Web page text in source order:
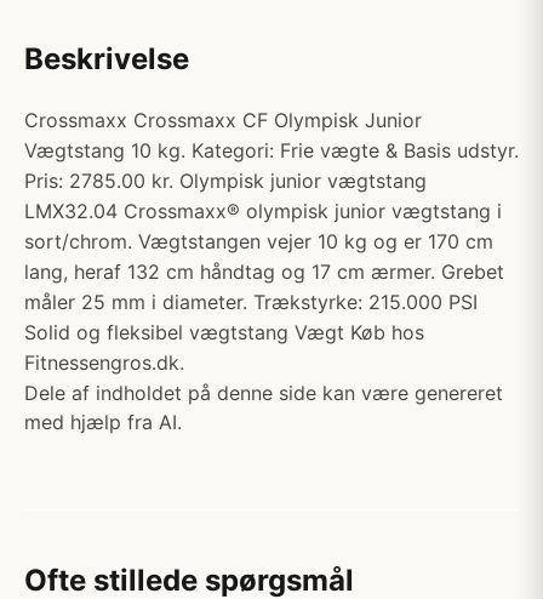
Beskrivelse
Crossmaxx Crossmaxx CF Olympisk Junior
Vægtstang 10 kg. Kategori: Frie vægte & Basis udstyr.
Pris: 2785.00 kr. Olympisk junior vægtstang
LMX32.04 Crossmaxx® olympisk junior vægtstang i
sort/chrom. Vægtstangen vejer 10 kg og er 170 cm
lang, heraf 132 cm håndtag og 17 cm ærmer. Grebet
måler 25 mm i diameter. Trækstyrke: 215.000 PSI
Solid og fleksibel vægtstang Vægt Køb hos
Fitnessengros.dk.
Dele af indholdet på denne side kan være genereret
med hjælp fra AI.
Ofte stillede spørgsmål